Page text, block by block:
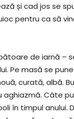
și cad jos se
pentru ca să
de iarnă
Pe masă se
curată, albă.
Câte
în timpul anului.